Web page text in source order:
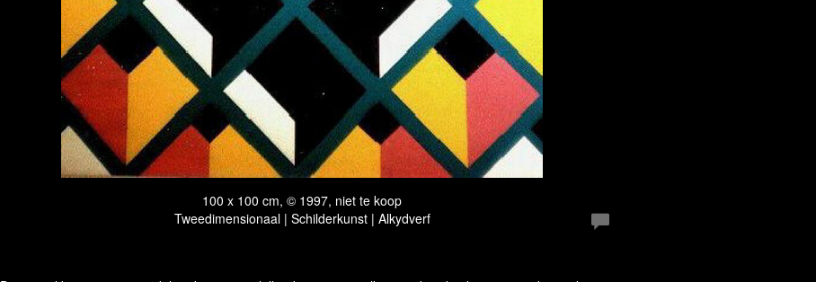
100 x 100 cm, © 1997, niet te koop
Tweedimensionaal | Schilderkunst | Alkydverf